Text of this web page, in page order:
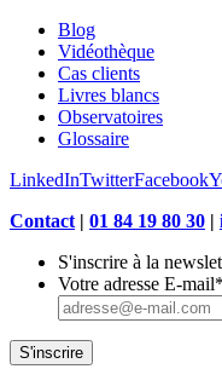
Blog
Vidéothèque
Cas clients
Livres blancs
Observatoires
Glossaire
LinkedInTwitterFacebook
Contact | 01 84 19 80 30 |
S'inscrire à la
Votre adresse E-mail*
S'inscrire